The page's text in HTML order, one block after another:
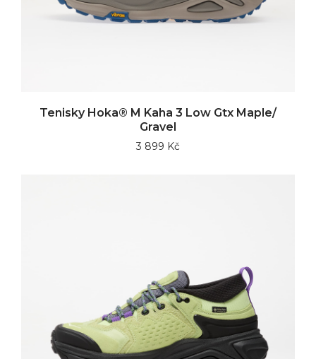
Tenisky Hoka® M Kaha 3 Low Gtx Maple/
Gravel
3 899 Kč